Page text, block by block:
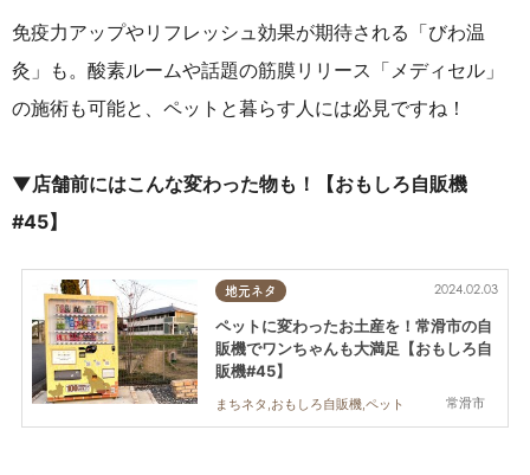
免疫力アップやリフレッシュ効果が期待される「びわ温
灸」も。酸素ルームや話題の筋膜リリース「メディセル」
の施術も可能と、ペットと暮らす人には必見ですね！
▼店舗前にはこんな変わった物も！【おもしろ自販機
#45】
地元ネタ
常滑市
2024.02.03
ペットに変わったお土産を！常滑市の自
販機でワンちゃんも大満足【おもしろ自
販機#45】
まちネタ,おもしろ自販機,ペット